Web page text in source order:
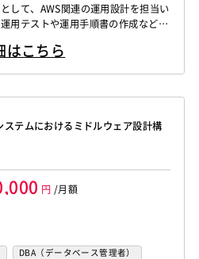
して、AWS関連の運用設計を担当い
用テストや運用手順書の作成など、
はこちら
ステムにおけるミドルウェア設計構
円 /月額
DBA（データベース管理者）